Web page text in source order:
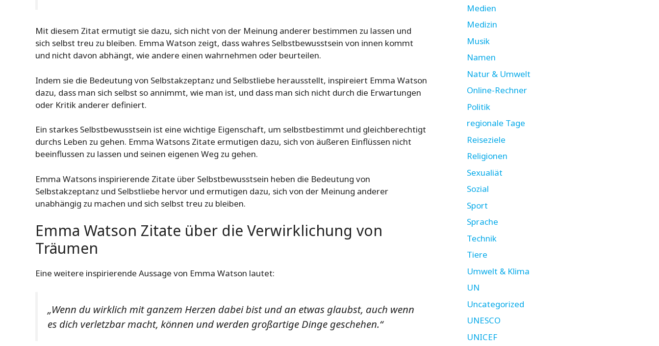
Mit diesem Zitat ermutigt sie dazu, sich nicht von der Meinung anderer bestimmen zu lassen und
sich selbst treu zu bleiben. Emma Watson zeigt, dass wahres Selbstbewusstsein von innen kommt
und nicht davon abhängt, wie andere einen wahrnehmen oder beurteilen.
Indem sie die Bedeutung von Selbstakzeptanz und Selbstliebe herausstellt, inspireiert Emma Watson
dazu, dass man sich selbst so annimmt, wie man ist, und dass man sich nicht durch die Erwartungen
oder Kritik anderer definiert.
Ein starkes Selbstbewusstsein ist eine wichtige Eigenschaft, um selbstbestimmt und gleichberechtigt
durchs Leben zu gehen. Emma Watsons Zitate ermutigen dazu, sich von äußeren Einflüssen nicht
beeinflussen zu lassen und seinen eigenen Weg zu gehen.
Emma Watsons inspirierende Zitate über Selbstbewusstsein heben die Bedeutung von
Selbstakzeptanz und Selbstliebe hervor und ermutigen dazu, sich von der Meinung anderer
unabhängig zu machen und sich selbst treu zu bleiben.
Emma Watson Zitate über die Verwirklichung von
Träumen
Eine weitere inspirierende Aussage von Emma Watson lautet:
„Wenn du wirklich mit ganzem Herzen dabei bist und an etwas glaubst, auch wenn
es dich verletzbar macht, können und werden großartige Dinge geschehen.“
Medien
Medizin
Musik
Namen
Natur & Umwelt
Online-Rechner
Politik
regionale Tage
Reiseziele
Religionen
Sexualiät
Sozial
Sport
Sprache
Technik
Tiere
Umwelt & Klima
UN
Uncategorized
UNESCO
UNICEF